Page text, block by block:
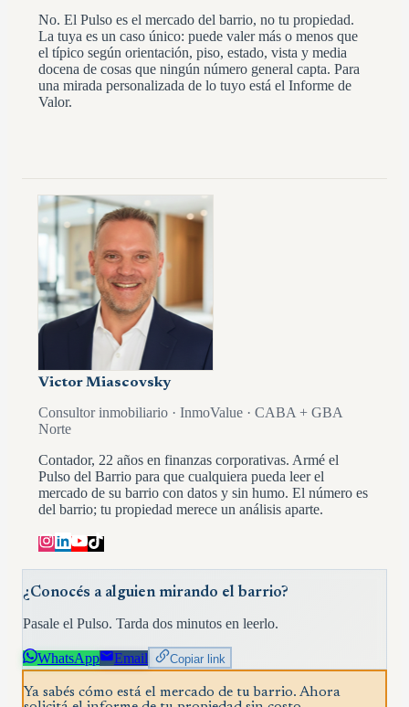
No. El Pulso es el mercado del barrio, no tu propiedad.
La tuya es un caso único: puede valer más o menos que
el típico según orientación, piso, estado, vista y media
docena de cosas que ningún número general capta. Para
una mirada personalizada de lo tuyo está el Informe de
Valor.
Victor Miascovsky
Consultor inmobiliario · InmoValue · CABA + GBA
Norte
Contador, 22 años en finanzas corporativas. Armé el
Pulso del Barrio para que cualquiera pueda leer el
mercado de su barrio con datos y sin humo. El número es
del barrio; tu propiedad merece un análisis aparte.
¿Conocés a alguien mirando el barrio?
Pasale el Pulso. Tarda dos minutos en leerlo.
WhatsApp Email Copiar link
Ya sabés cómo está el mercado de tu barrio. Ahora